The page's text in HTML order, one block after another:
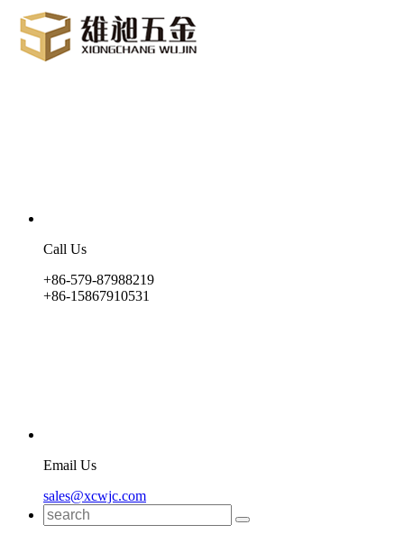
Call Us
+86-579-87988219
+86-15867910531
Email Us
sales@xcwjc.com